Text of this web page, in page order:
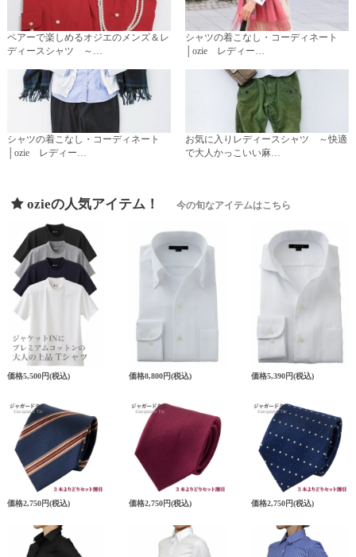
ペアーで楽しめるオジエのメンズ＆レ
ディースシャツ ～…
シャツの着こなし・コーディネート
│ozie レディー…
シャツの着こなし・コーディネート
│ozie レディー…
お気に入りレディースシャツ ～快適
で大人かっこいい麻…
ozieの人気アイテム！ 今の旬なアイテムはこちら
価格5,500円(税込) 価格8,800円(税込) 価格5,390円(税込)
価格2,750円(税込) 価格2,750円(税込) 価格2,750円(税込)